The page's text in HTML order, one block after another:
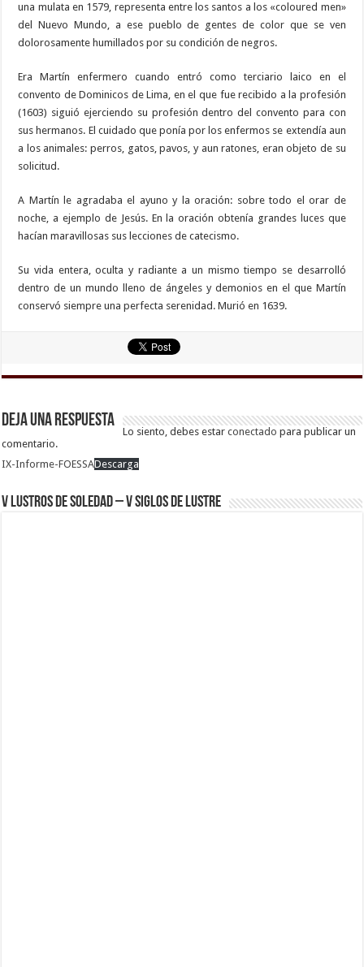
una mulata en 1579, representa entre los santos a los «coloured men»
del Nuevo Mundo, a ese pueblo de gentes de color que se ven
dolorosamente humillados por su condición de negros.
Era Martín enfermero cuando entró como terciario laico en el
convento de Dominicos de Lima, en el que fue recibido a la profesión
(1603) siguió ejerciendo su profesión dentro del convento para con
sus hermanos. El cuidado que ponía por los enfermos se extendía aun
a los animales: perros, gatos, pavos, y aun ratones, eran objeto de su
solicitud.
A Martín le agradaba el ayuno y la oración: sobre todo el orar de
noche, a ejemplo de Jesús. En la oración obtenía grandes luces que
hacían maravillosas sus lecciones de catecismo.
Su vida entera, oculta y radiante a un mismo tiempo se desarrolló
dentro de un mundo lleno de ángeles y demonios en el que Martín
conservó siempre una perfecta serenidad. Murió en 1639.
Deja una respuesta
Lo siento, debes estarconectado para publicar un
comentario.
IX-Informe-FOESSADescarga
V Lustros de Soledad – V Siglos de Lustre